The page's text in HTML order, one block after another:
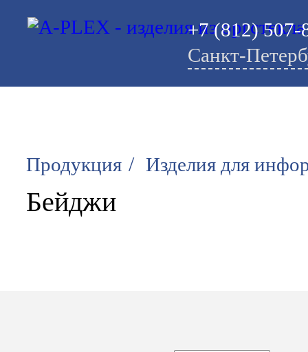
+7 (812) 507-
Санкт-
Продукция / Изделия для
Бейджи